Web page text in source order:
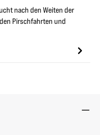
nach den Weiten der
Pirschfahrten und